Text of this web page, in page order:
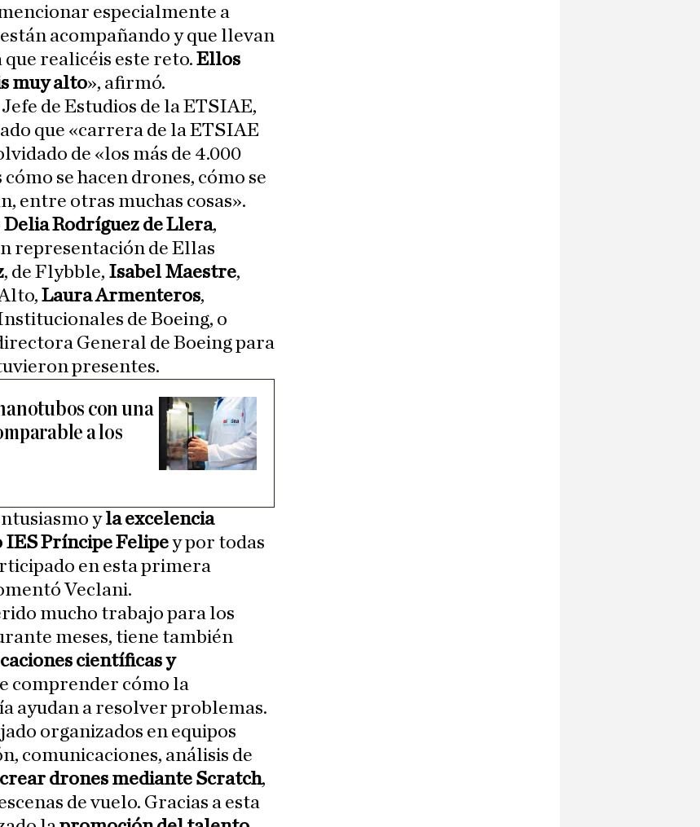
especialmente a
acompañando y que llevan
realicéis este reto. Ellos
muy alto», afirmó.
de Estudios de la ETSIAE,
que «carrera de la ETSIAE
de «los más de 4.000
se hacen drones, cómo se
entre otras muchas cosas».
Delia Rodríguez de Llera,
representación de Ellas
, de Flybble, Isabel Maestre,
Laura Armenteros,
de Boeing, o
General de Boeing para
presentes.
con una
a los
yla excelencia
IES Príncipe Felipey por todas
en esta primera
Veclani.
mucho trabajo para los
meses, tiene también
científicas y
comprender cómo la
ayudan a resolver problemas.
organizados en equipos
comunicaciones, análisis de
crear drones mediante Scratch,
de vuelo. Gracias a esta